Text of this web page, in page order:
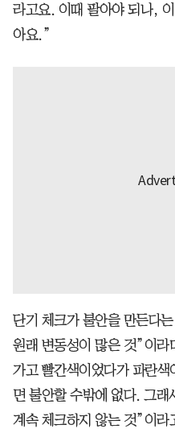
라고요. 이때 팔아야 되나,
아요.”
단기 체크가 불안을 만든다
원래 변동성이 많은 것”이라
가고 빨간색이었다가 파란
면 불안할 수밖에 없다. 그래
계속 체크하지 않는 것”이라